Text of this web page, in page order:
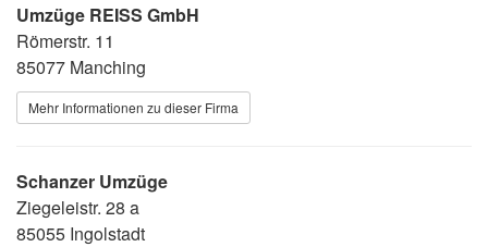
Umzüge REISS GmbH
Römerstr. 11
85077 Manching
Mehr Informationen zu dieser Firma
Schanzer Umzüge
Ziegeleistr. 28 a
85055 Ingolstadt